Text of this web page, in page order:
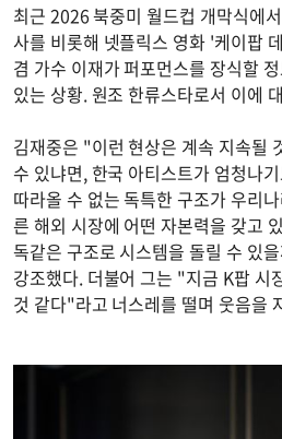
최근 2026 북중미 월드컵 개막식에
사를 비롯해 넷플릭스 영화 '케이팝
겸 가수 이재가 퍼포먼스를 장식할
있는 상황. 원조 한류스타로서 이에
김재중은 "이런 현상은 계속 지속될
수 있냐면, 한국 아티스트가 엄청나
따라올 수 없는 독특한 구조가 우리
른 해외 시장에 어떤 자본력을 갖고
독같은 구조로 시스템을 돌릴 수 있
강조했다. 더불어 그는 "지금 K팝 시
것 같다"라고 너스레를 떨며 웃음을